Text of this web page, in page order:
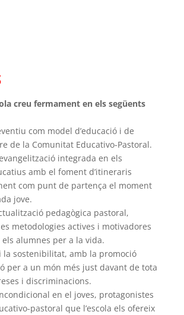
creu fermament en els següents
com model d’educació i de
de la Comunitat Educativo-Pastoral.
integrada en els
amb el foment d’itineraris
com punt de partença el moment
jove.
pedagògica pastoral,
metodologies actives i motivadores
alumnes per a la vida.
la sostenibilitat, amb la promoció
per a un món més just davant de tota
i discriminacions.
en el joves, protagonistes
pastoral que l’escola els ofereix